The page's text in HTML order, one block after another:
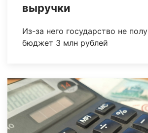
выручки
Из-за него государство не
бюджет 3 млн рублей